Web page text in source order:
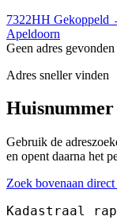
7322HH Gekoppeld
Apeldoorn
Geen adres
Adres sneller vinden
Huisnummer
Gebruik de
en opent daarna het
Zoek bovenaan direct
Kadastraal